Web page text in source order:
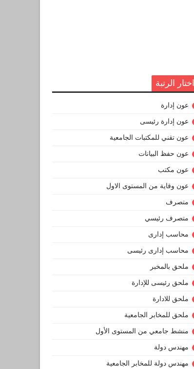
اختار الرتبة
عون إدارة
عون إدارة رئيسى
عون تقني للمكتبات الجامعية
عون حفظ البيانات
عون مكتب
عون وقاية من المستوى الاول
متصرف
متصرف رئيسي
محاسب إدارى
محاسب إدارى رئيسى
ملحق بالمخبر
ملحق رئيسى للإدارة
ملحق للادارة
ملحق للمخابر الجامعية
منشط جامعي من المستوى الأول
مهندس دولة
مهندس دولة للمخابر الجامعية